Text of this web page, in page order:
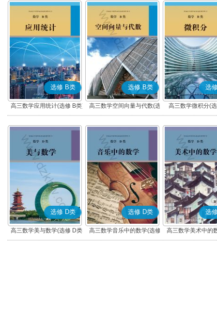
选修 B类
高三数学应用统计(选修 B类)
选修 B类
高三数学空间向量与代数(选
修 B类)
选
高三数学微积分(
选修 D类
高三数学美与数学(选修 D类)
选修 D类
高三数学音乐中的数学(选修
D类)
选
高三数学美术中的
D类)